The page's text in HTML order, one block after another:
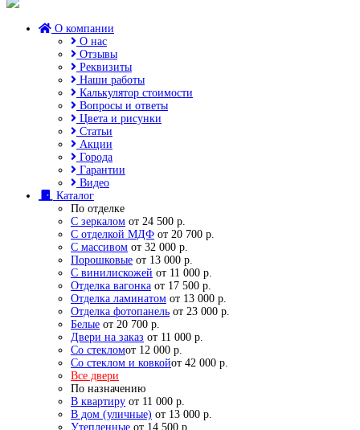
О компании
О нас
Отзывы
Реквизиты
Наши работы
Калькулятор стоимости
Вопросы и ответы
Цвета и рисунки
Статьи
Акции
Города
Гарантии
Видео
Каталог
По отделке
С зеркалом от 24 500 р.
С отделкой МДФ от 20 700 р.
С массивом от 32 000 р.
Порошковые от 13 000 р.
С винилискожей от 11 000 р.
Отделка вагонка от 17 500 р.
Отделка ламинатом от 13 000 р.
Отделка фотопанель от 23 000 р.
Белые от 20 700 р.
Двери на заказ от 11 000 р.
Со стекломот 12 000 р.
Со стеклом и ковкойот 42 000 р.
Все двери
По назначению
В квартиру от 11 000 р.
В дом (уличные) от 13 000 р.
Утепленные от 14 500 р.